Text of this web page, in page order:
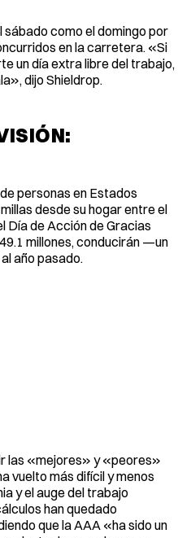
como el domingo por
en la carretera. «Si
un día extra libre del trabajo,
dijo Shieldrop.
personas en Estados
desde su hogar entre el
Día de Acción de Gracias
millones, conducirán —un
año pasado.
las «mejores» y «peores»
vuelto más difícil y menos
y el auge del trabajo
han quedado
que la AAA «ha sido un